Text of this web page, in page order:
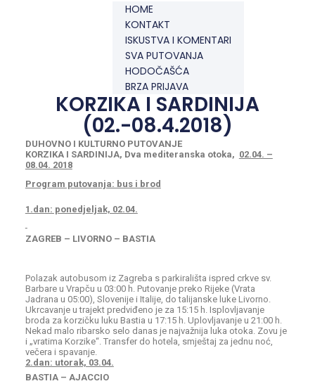
HOME
KONTAKT
ISKUSTVA I KOMENTARI
SVA PUTOVANJA
HODOČAŠĆA
BRZA PRIJAVA
KORZIKA I SARDINIJA
(02.-08.4.2018)
DUHOVNO I KULTURNO PUTOVANJE
KORZIKA I SARDINIJA, Dva mediteranska otoka, 02.04. –
08.04. 2018
Program putovanja: bus i brod
1.dan: ponedjeljak, 02.04.
ZAGREB – LIVORNO – BASTIA
Polazak autobusom iz Zagreba s parkirališta ispred crkve sv.
Barbare u Vrapču u 03:00 h. Putovanje preko Rijeke (Vrata
Jadrana u 05:00), Slovenije i Italije, do talijanske luke Livorno.
Ukrcavanje u trajekt predviđeno je za 15:15 h. Isplovljavanje
broda za korzičku luku Bastia u 17:15 h. Uplovljavanje u 21:00 h.
Nekad malo ribarsko selo danas je najvažnija luka otoka. Zovu je
i „vratima Korzike“. Transfer do hotela, smještaj za jednu noć,
večera i spavanje.
2.dan: utorak, 03.04.
BASTIA – AJACCIO